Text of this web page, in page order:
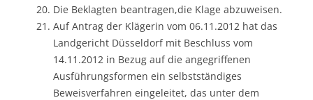
Die Beklagten beantragen,die Klage abzuweisen.
Auf Antrag der Klägerin vom 06.11.2012 hat das
Landgericht Düsseldorf mit Beschluss vom
14.11.2012 in Bezug auf die angegriffenen
Ausführungsformen ein selbstständiges
Beweisverfahren eingeleitet, das unter dem